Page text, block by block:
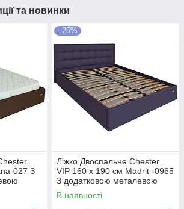
та новинки
027 З
–25%
Ліжко Двоспальне Chester
VIP 160 х 190 см Madrit -0965
З додатковою металевою
цільнозварною рамою
Фіолетовий
В наявності